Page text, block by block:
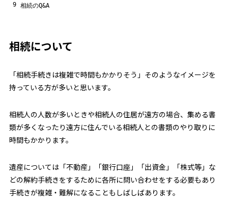
9 相続のQ&A
相続について
「相続手続きは複雑で時間もかかりそう」 そのようなイメージを
持っている方が多いと思います。
相続人の人数が多いときや相続人の住居が遠方の場合、集める書
類が多くなったり遠方に住んでいる相続人との書類のやり取りに
時間もかかります。
遺産については「不動産」「銀行口座」「出資金」「株式等」な
どの解約手続きをするために各所に問い合わせをする必要もあり
手続きが複雑・難解になることもしばしばあります。